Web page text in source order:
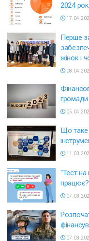
2024
Перше
жінок і
громади
Що таке
“Тест
працює?